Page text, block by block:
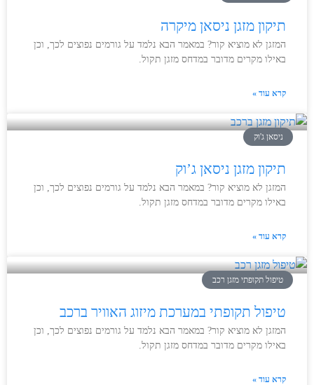
תיקון מזגן ניסאן מיקרה
המזגן לא מוציא קור? במאמר הבא נלמד על גורמים נפוצים לכך, וכן
באילו מקרים מדובר במדחס מזגן תקול.
קרא עוד »
ניסאן ג'וק
תיקון מזגן ניסאן ג’וק
המזגן לא מוציא קור? במאמר הבא נלמד על גורמים נפוצים לכך, וכן
באילו מקרים מדובר במדחס מזגן תקול.
קרא עוד »
טיפול תקופתי מזגן רכב
טיפול תקופתי במערכת מיזוג האוויר ברכב
המזגן לא מוציא קור? במאמר הבא נלמד על גורמים נפוצים לכך, וכן
באילו מקרים מדובר במדחס מזגן תקול.
קרא עוד »